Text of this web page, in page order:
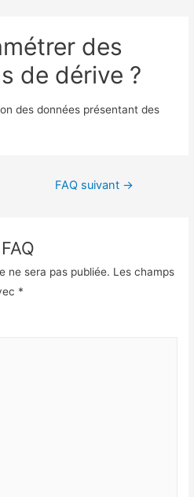
des
de dérive ?
des données présentant des
FAQ suivant →
ne sera pas publiée. Les champs
*